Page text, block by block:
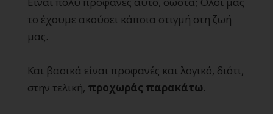
το έχουμε ακούσει κάποια στιγμή στη ζωή
μας.
Και βασικά είναι προφανές και λογικό, διότι,
στην τελική, προχωράς παρακάτω.